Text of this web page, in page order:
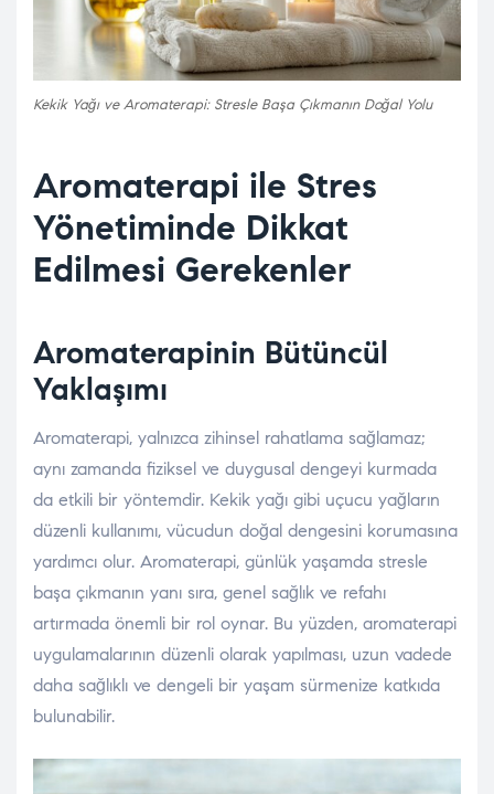
Kekik Yağı ve Aromaterapi: Stresle Başa Çıkmanın Doğal Yolu
Aromaterapi ile Stres
Yönetiminde Dikkat
Edilmesi Gerekenler
Aromaterapinin Bütüncül
Yaklaşımı
Aromaterapi, yalnızca zihinsel rahatlama sağlamaz;
aynı zamanda fiziksel ve duygusal dengeyi kurmada
da etkili bir yöntemdir. Kekik yağı gibi uçucu yağların
düzenli kullanımı, vücudun doğal dengesini korumasına
yardımcı olur. Aromaterapi, günlük yaşamda stresle
başa çıkmanın yanı sıra, genel sağlık ve refahı
artırmada önemli bir rol oynar. Bu yüzden, aromaterapi
uygulamalarının düzenli olarak yapılması, uzun vadede
daha sağlıklı ve dengeli bir yaşam sürmenize katkıda
bulunabilir.